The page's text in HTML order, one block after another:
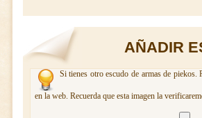
AÑADIR
Si tienes otro escudo de armas de
en la web. Recuerda que esta imagen la